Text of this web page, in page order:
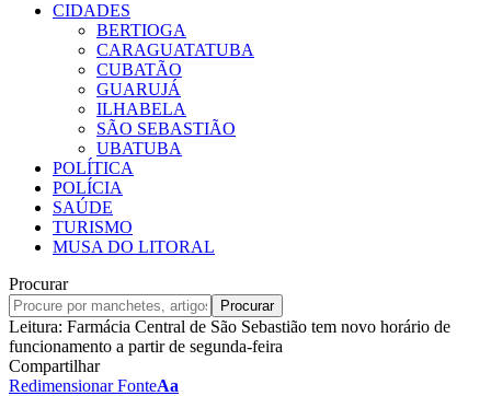
CIDADES
BERTIOGA
CARAGUATATUBA
CUBATÃO
GUARUJÁ
ILHABELA
SÃO SEBASTIÃO
UBATUBA
POLÍTICA
POLÍCIA
SAÚDE
TURISMO
MUSA DO LITORAL
Procurar
Leitura: Farmácia Central de São Sebastião tem novo horário de
funcionamento a partir de segunda-feira
Compartilhar
Redimensionar FonteAa